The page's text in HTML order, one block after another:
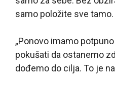
samo položite sve tamo.
„Ponovo imamo
pokušati da ostanemo
dođemo do cilja. To je